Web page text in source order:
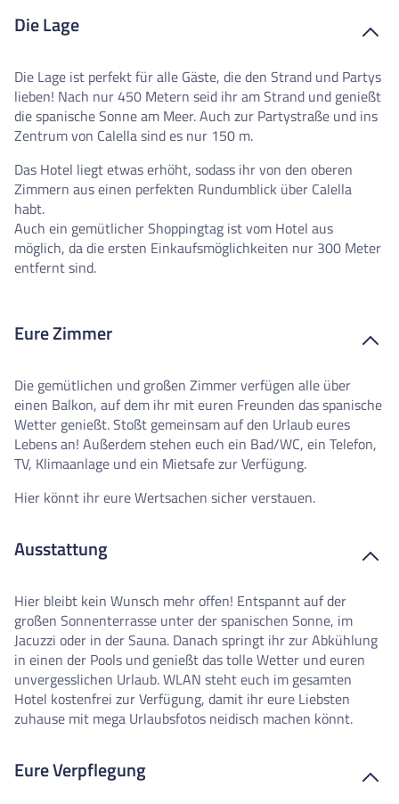
Die Lage
Die Lage ist perfekt für alle Gäste, die den Strand und Partys
lieben! Nach nur 450 Metern seid ihr am Strand und genießt
die spanische Sonne am Meer. Auch zur Partystraße und ins
Zentrum von Calella sind es nur 150 m.
Das Hotel liegt etwas erhöht, sodass ihr von den oberen
Zimmern aus einen perfekten Rundumblick über Calella
habt.
Auch ein gemütlicher Shoppingtag ist vom Hotel aus
möglich, da die ersten Einkaufsmöglichkeiten nur 300 Meter
entfernt sind.
Eure Zimmer
Die gemütlichen und großen Zimmer verfügen alle über
einen Balkon, auf dem ihr mit euren Freunden das spanische
Wetter genießt. Stoßt gemeinsam auf den Urlaub eures
Lebens an! Außerdem stehen euch ein Bad/WC, ein Telefon,
TV, Klimaanlage und ein Mietsafe zur Verfügung.
Hier könnt ihr eure Wertsachen sicher verstauen.
Ausstattung
Hier bleibt kein Wunsch mehr offen! Entspannt auf der
großen Sonnenterrasse unter der spanischen Sonne, im
Jacuzzi oder in der Sauna. Danach springt ihr zur Abkühlung
in einen der Pools und genießt das tolle Wetter und euren
unvergesslichen Urlaub. WLAN steht euch im gesamten
Hotel kostenfrei zur Verfügung, damit ihr eure Liebsten
zuhause mit mega Urlaubsfotos neidisch machen könnt.
Eure Verpflegung